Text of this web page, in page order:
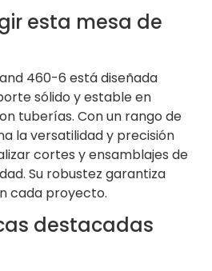
esta mesa de
460-6 está diseñada
sólido y estable en
tuberías. Con un rango de
la versatilidad y precisión
cortes y ensamblajes de
Su robustez garantiza
cada proyecto.
destacadas